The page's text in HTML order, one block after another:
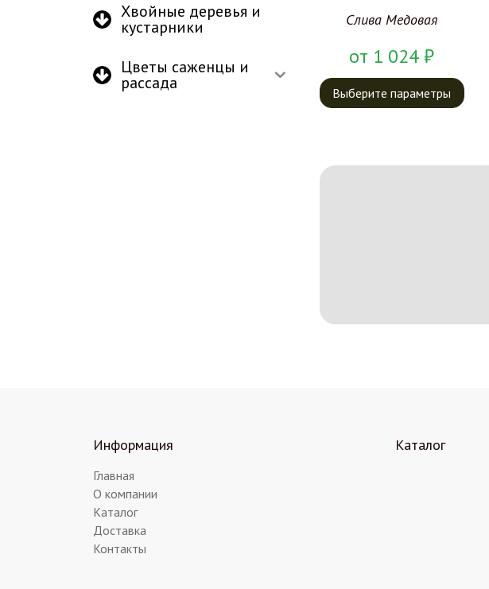
Хвойные деревья и
кустарники
Цветы саженцы и
рассада
Слива Медовая
от 1 024₽
Выберите параметры
Информация
Главная
О компании
Каталог
Доставка
Контакты
Каталог